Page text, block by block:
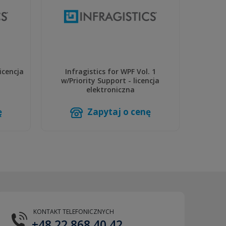
Infragistics for WPF Vol. 1
w/Priority Support - licencja
elektroniczna
Zapytaj o cenę
KONTAKT TELEFONICZNYCH